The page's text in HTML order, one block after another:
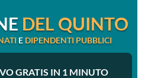
DEL QUINTO
E DIPENDENTI PUBBLICI
GRATIS IN 1 MINUTO